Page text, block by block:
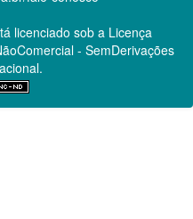
licenciado sob a Licença
- SemDerivações